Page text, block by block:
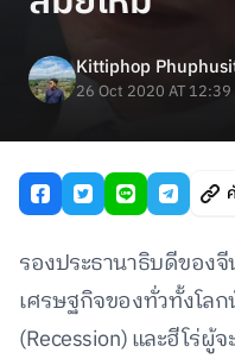
Kittiphop
26 Oct 2020 AT 12:39
รองประธานาธิบดีของจี
เศรษฐกิจของทั่วทั้งโล
(Recession) และฮีโร่ผู้จ